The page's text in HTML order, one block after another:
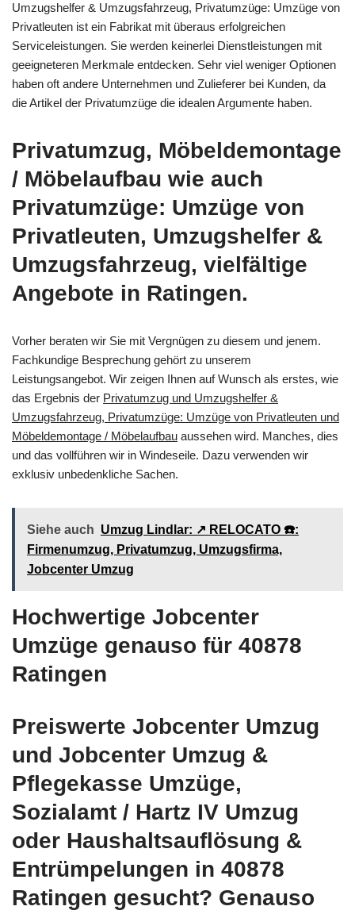
Umzugshelfer & Umzugsfahrzeug, Privatumzüge: Umzüge von
Privatleuten ist ein Fabrikat mit überaus erfolgreichen
Serviceleistungen. Sie werden keinerlei Dienstleistungen mit
geeigneteren Merkmale entdecken. Sehr viel weniger Optionen
haben oft andere Unternehmen und Zulieferer bei Kunden, da
die Artikel der Privatumzüge die idealen Argumente haben.
Privatumzug, Möbeldemontage
/ Möbelaufbau wie auch
Privatumzüge: Umzüge von
Privatleuten, Umzugshelfer &
Umzugsfahrzeug, vielfältige
Angebote in Ratingen.
Vorher beraten wir Sie mit Vergnügen zu diesem und jenem.
Fachkundige Besprechung gehört zu unserem
Leistungsangebot. Wir zeigen Ihnen auf Wunsch als erstes, wie
das Ergebnis der Privatumzug und Umzugshelfer &
Umzugsfahrzeug, Privatumzüge: Umzüge von Privatleuten und
Möbeldemontage / Möbelaufbau aussehen wird. Manches, dies
und das vollführen wir in Windeseile. Dazu verwenden wir
exklusiv unbedenkliche Sachen.
Siehe auch Umzug Lindlar: ↗️ RELOCATO ☎️:
Firmenumzug, Privatumzug, Umzugsfirma,
Jobcenter Umzug
Hochwertige Jobcenter
Umzüge genauso für 40878
Ratingen
Preiswerte Jobcenter Umzug
und Jobcenter Umzug &
Pflegekasse Umzüge,
Sozialamt / Hartz IV Umzug
oder Haushaltsauflösung &
Entrümpelungen in 40878
Ratingen gesucht? Genauso